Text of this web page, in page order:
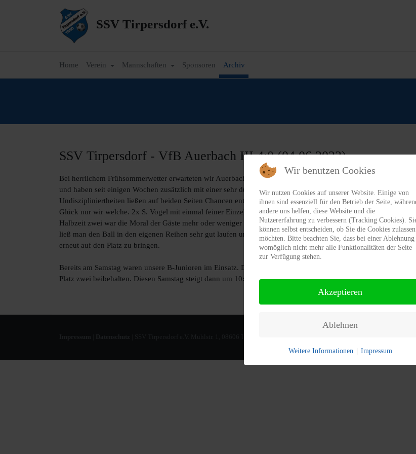
SSV Tirpersdorf e.V.
Home Verein Mannschaften Sponsoren Archiv
SSV Tirpersdorf - VfB Auerbach III 4:0 (04.06.2023)
Bei herrlichem Frühsommerwetter erwarteten wir Auerbach III zum vorletzten Heimspiel der Saison. Beide
und haben seit einigen Wochen zusätzlich mit einer sehr dünnen Personaldecke zu kämpfen. So auch über
Undiszipliniertheiten ließen auf beiden Seiten Chancen entstehen, sodass es nach einer guten halben Stunde
Glück nur wir welche. 2x S. Vogel mit einmal feiner Einzelleistung und zweites Mal mit zuvor gutem Zuspiel
Halbzeit zwei war die Moral der Gäste mehr oder weniger gebrochen und so konnten wir verdient über
ließ man den Ball in den eigenen Reihen sehr gut laufen und hat nun endlich wieder ein Erfolgserlebnis nach
erneut auf den Platz zu bringen.
Bereits am Samstag waren unsere B-Junioren im Einsatz. Durch einen souveränen 8:1 Sieg gegen die SpG
Platz zwei beibehalten. Diesen Samstag steigt dann um 10:30 Uhr das Topspiel auf dem Lindentempel gegen
Wir benutzen Cookies
Wir nutzen Cookies auf unserer Website. Einige von
ihnen sind essenziell für den Betrieb der Seite,
andere uns helfen, diese Website und die
Nutzererfahrung zu verbessern (Tracking Cookies).
können selbst entscheiden, ob Sie die Cookies zulassen
möchten. Bitte beachten Sie, dass bei einer Ablehnung
womöglich nicht mehr alle Funktionalitäten der Seite
zur Verfügung stehen.
Akzeptieren
Ablehnen
Weitere Informationen | Impressum